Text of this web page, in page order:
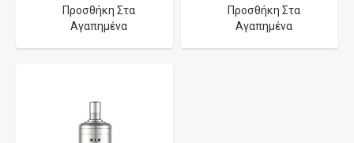
Προσθήκη Στα
Αγαπημένα
Προσθήκη Στα
Αγαπημένα